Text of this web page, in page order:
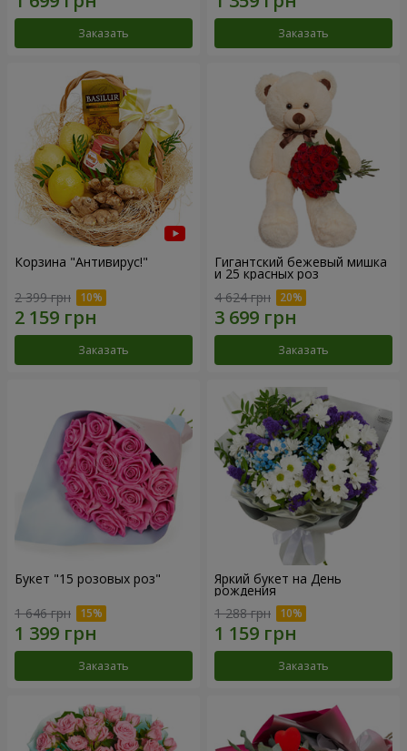
Заказать Заказать
Корзина "Антивирус!"
2 399 грн
Заказать
Гигантский бежевый мишка
и 25 красных роз
4 624 грн
Заказать
Букет "15 розовых роз"
1 646 грн
Заказать
Яркий букет на День
рождения
1 288 грн
Заказать